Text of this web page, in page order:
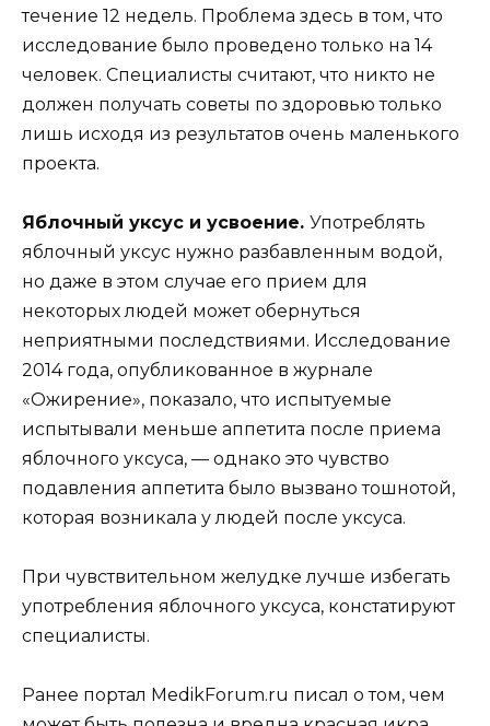
течение 12 недель. Проблема здесь в том, что
исследование было проведено только на 14
человек. Специалисты считают, что никто не
должен получать советы по здоровью только
лишь исходя из результатов очень маленького
проекта.
Яблочный уксус и усвоение. Употреблять
яблочный уксус нужно разбавленным водой,
но даже в этом случае его прием для
некоторых людей может обернуться
неприятными последствиями. Исследование
2014 года, опубликованное в журнале
«Ожирение», показало, что испытуемые
испытывали меньше аппетита после приема
яблочного уксуса, — однако это чувство
подавления аппетита было вызвано тошнотой,
которая возникала у людей после уксуса.
При чувствительном желудке лучше избегать
употребления яблочного уксуса, констатируют
специалисты.
Ранее портал MedikForum.ru писал о том, чем